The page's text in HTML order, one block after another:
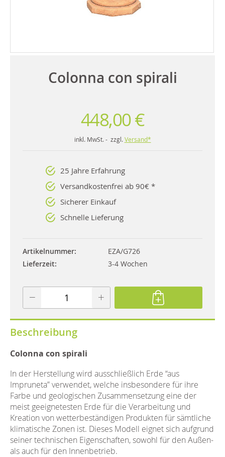
Colonna con spirali
448,00 €
inkl. MwSt. - zzgl. Versand*
25 Jahre Erfahrung
Versandkostenfrei ab 90€ *
Sicherer Einkauf
Schnelle Lieferung
Artikelnummer
EZA/G726
Lieferzeit
3-4 Wochen
Beschreibung
Colonna con spirali
In der Herstellung wird ausschließlich Erde “aus
Impruneta” verwendet, welche insbesondere für ihre
Farbe und geologischen Zusammensetzung eine der
meist geeignetesten Erde für die Verarbeitung und
Kreation von wetterbeständigen Produkten für sämtliche
klimatische Zonen ist. Dieses Modell eignet sich aufgrund
seiner technischen Eigenschaften, sowohl für den Außen-
als auch für den Innenbetrieb.